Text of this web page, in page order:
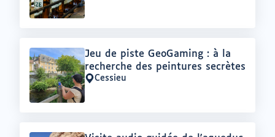
Offre
:
Jeu de piste GeoGaming : à la
recherche des peintures secrètes
Lieu
:
Cessieu